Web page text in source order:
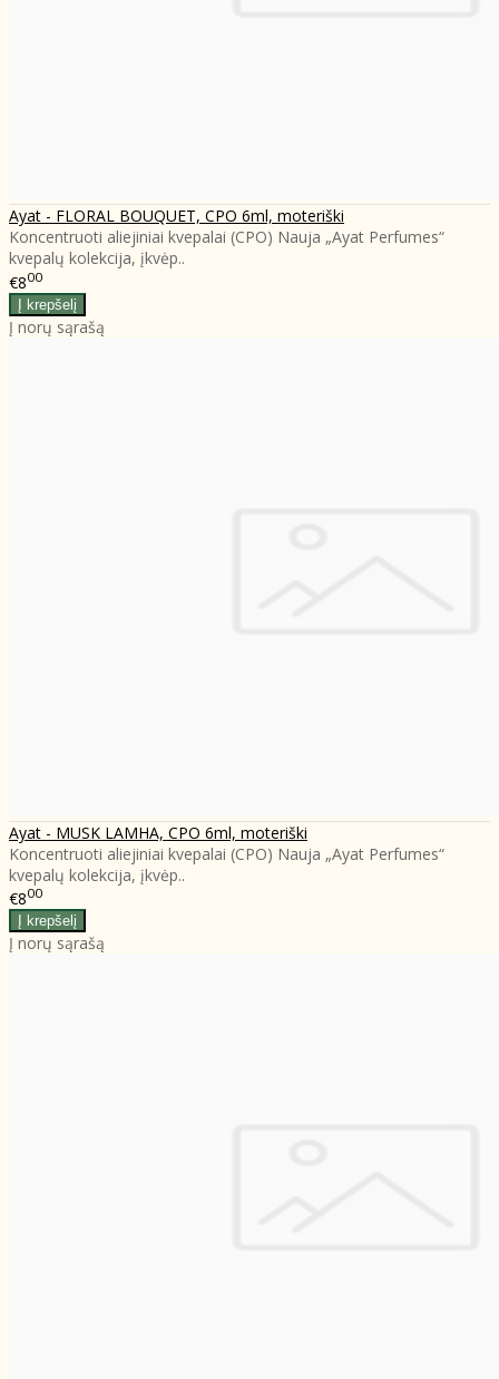
Ayat - FLORAL BOUQUET, CPO 6ml, moteriški
Koncentruoti aliejiniai kvepalai (CPO) Nauja „Ayat Perfumes“
kvepalų kolekcija, įkvėp..
€800
Į norų sąrašą
Ayat - MUSK LAMHA, CPO 6ml, moteriški
Koncentruoti aliejiniai kvepalai (CPO) Nauja „Ayat Perfumes“
kvepalų kolekcija, įkvėp..
€800
Į norų sąrašą